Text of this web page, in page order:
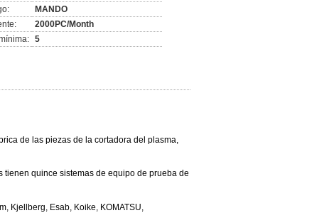
MANDO
2000PC/Month
5
de las piezas de la cortadora del plasma,
tienen quince sistemas de equipo de prueba de
Kjellberg, Esab, Koike, KOMATSU,